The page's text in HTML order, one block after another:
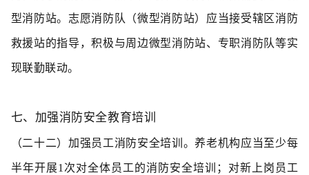
型消防站。志愿消防队（微型消防站）应当接受辖区消防
救援站的指导，积极与周边微型消防站、专职消防队等实
现联勤联动。
七、加强消防安全教育培训
（二十二）加强员工消防安全培训。养老机构应当至少每
半年开展1次对全体员工的消防安全培训；对新上岗员工